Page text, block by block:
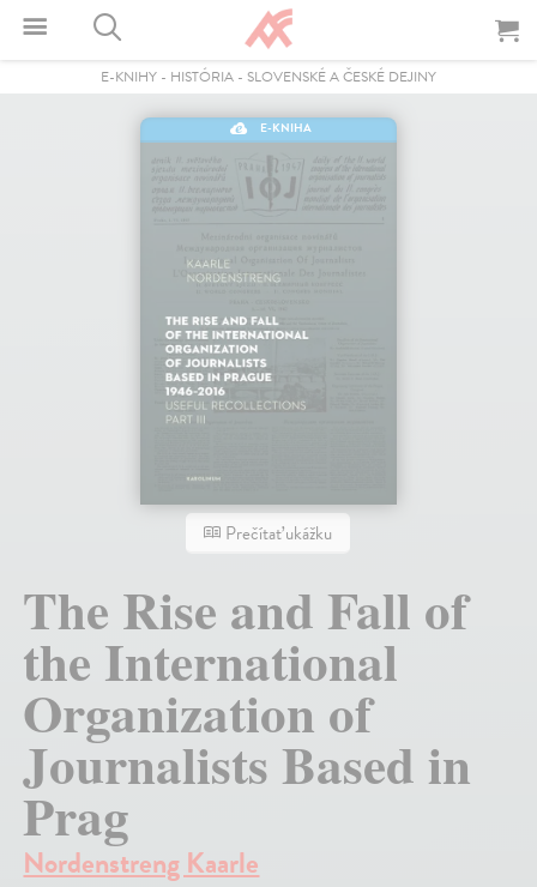
E-KNIHY - HISTÓRIA - SLOVENSKÉ A ČESKÉ DEJINY
E-KNIHA
Prečítať ukážku
The Rise and Fall of
the International
Organization of
Journalists Based in
Prag
Nordenstreng Kaarle